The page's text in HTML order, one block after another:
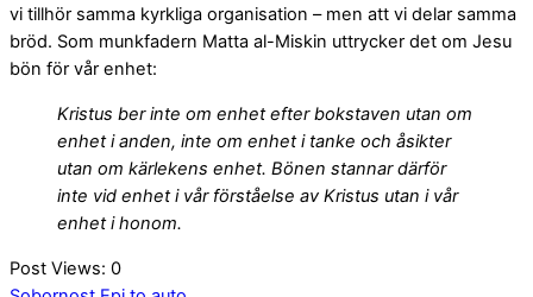
vi tillhör samma kyrkliga organisation – men att vi delar samma
bröd. Som munkfadern Matta al-Miskin uttrycker det om Jesu
bön för vår enhet:
Kristus ber inte om enhet efter bokstaven utan om
enhet i anden, inte om enhet i tanke och åsikter
utan om kärlekens enhet. Bönen stannar därför
inte vid enhet i vår förståelse av Kristus utan i vår
enhet i honom.
Post Views: 0